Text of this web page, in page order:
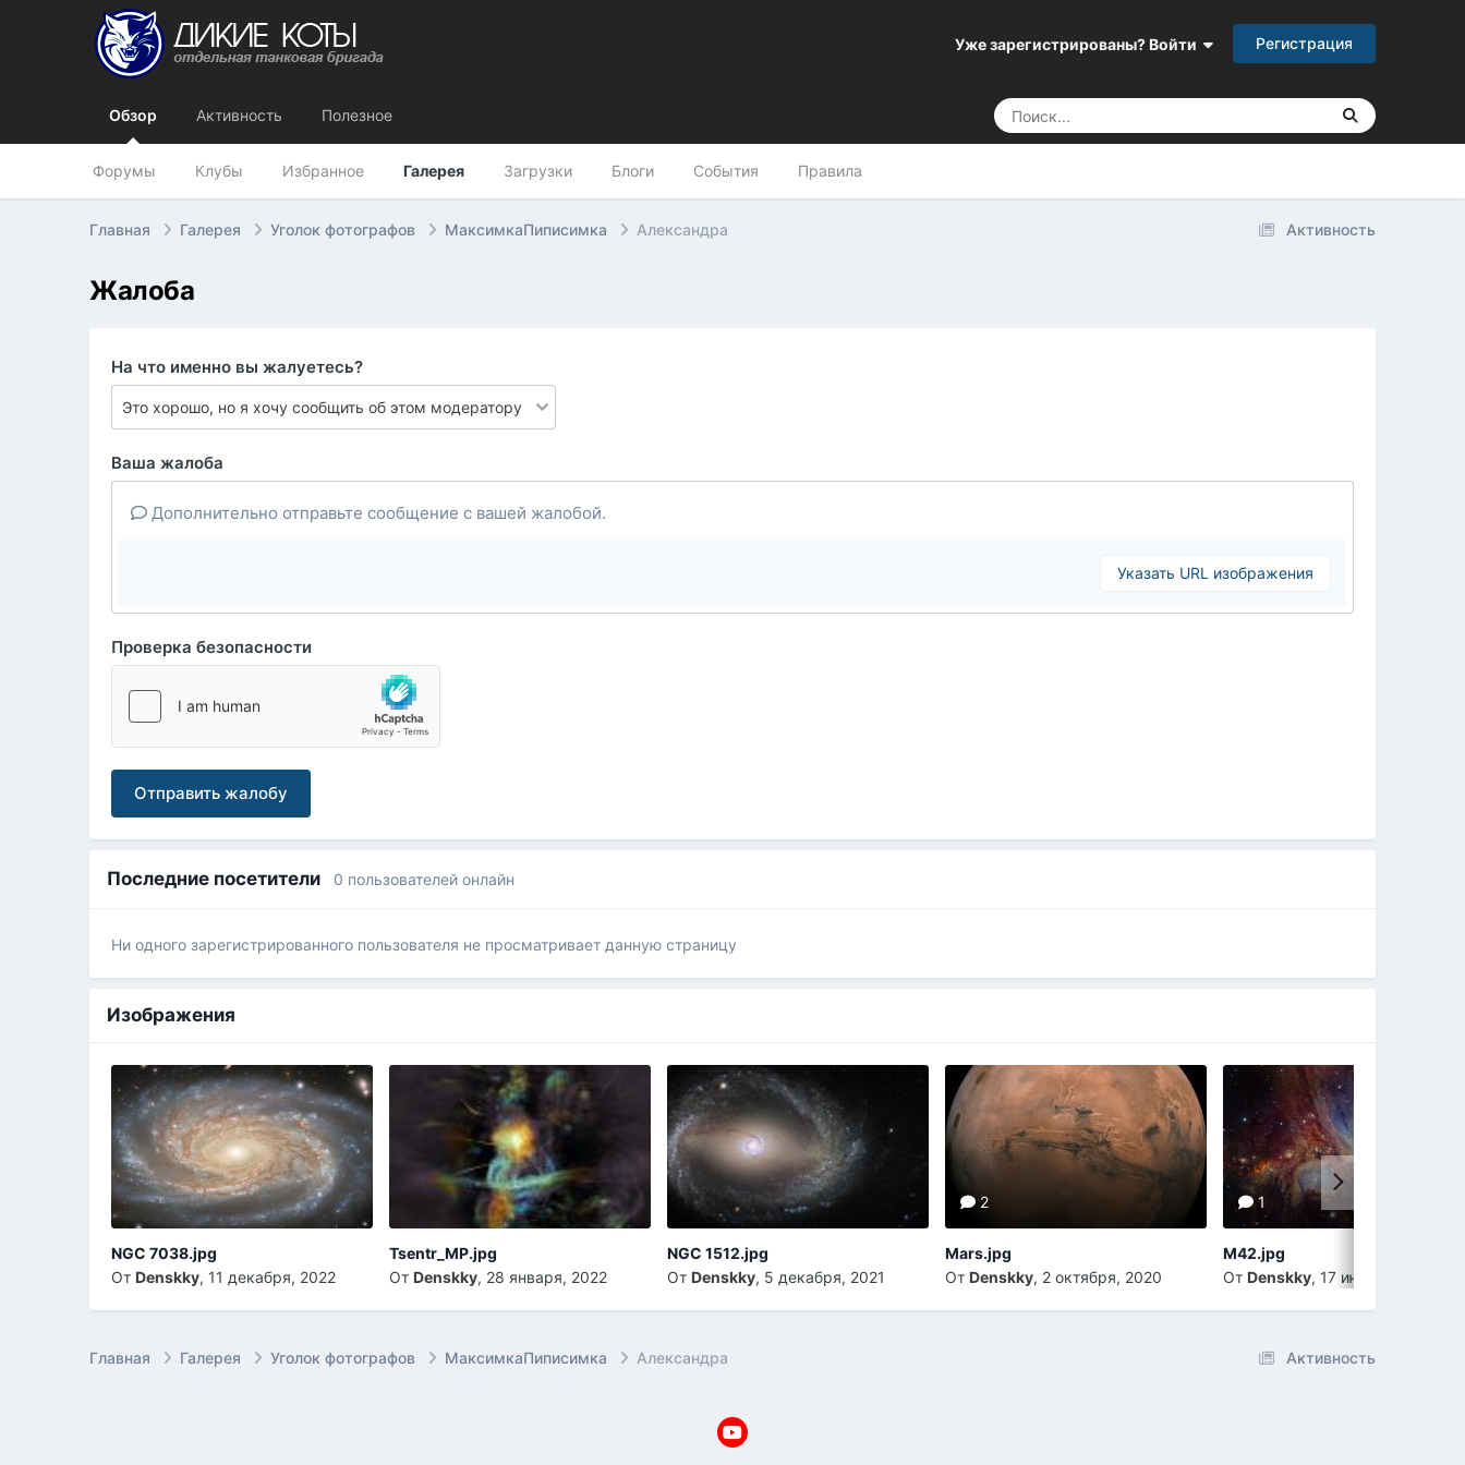
Уже зарегистрированы? Войти Регистрация
Обзор
Форумы Клубы Избранное Галерея Загрузки Блоги События Правила
Активность Полезное
Активность
Главная Галерея Уголок фотографов МаксимкаПиписимка Александра
Жалоба
На что именно вы жалуетесь?
Ваша жалоба
Дополнительно отправьте сообщение с вашей жалобой.
Указать URL изображения
Проверка безопасности
Отправить жалобу
Последние посетители 0 пользователей онлайн
Ни одного зарегистрированного пользователя не просматривает данную страницу
Изображения
NGC 7038.jpg
От Denskky, 11 декабря, 2022
Tsentr_MP.jpg
От Denskky, 28 января, 2022
NGC 1512.jpg
От Denskky, 5 декабря, 2021
2
Mars.jpg
От Denskky, 2 октября, 2020
1
M42.jpg
От Denskky, 17 июня, 2020
Активность
Главная Галерея Уголок фотографов МаксимкаПиписимка Александра